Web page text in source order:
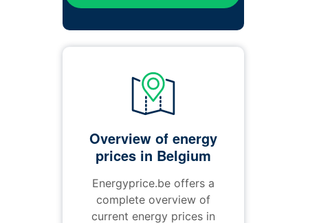
Overview of energy
prices in Belgium
Energyprice.be offers a
complete overview of
current energy prices in